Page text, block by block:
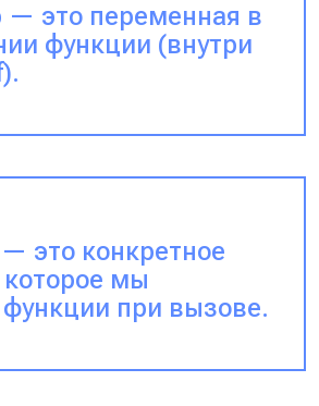
— это переменная в
функции (внутри
).
— это конкретное
мы
при вызове.